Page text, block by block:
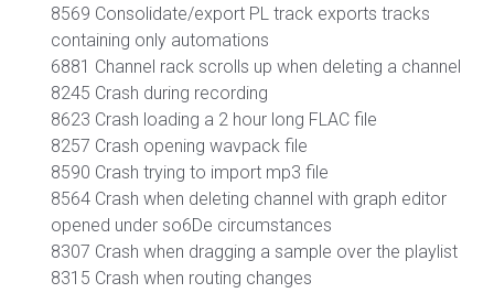
8569 Consolidate/export PL track exports tracks
containing only automations
6881 Channel rack scrolls up when deleting a channel
8245 Crash during recording
8623 Crash loading a 2 hour long FLAC file
8257 Crash opening wavpack file
8590 Crash trying to import mp3 file
8564 Crash when deleting channel with graph editor
opened under so6De circumstances
8307 Crash when dragging a sample over the playlist
8315 Crash when routing changes